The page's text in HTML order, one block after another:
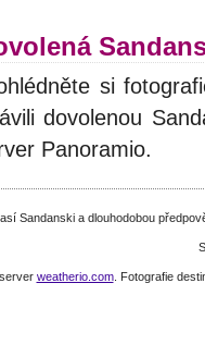
si
dovolenou
Panoramio.
Sandanski a dlouhodobou
weatherio.com. Fotografie